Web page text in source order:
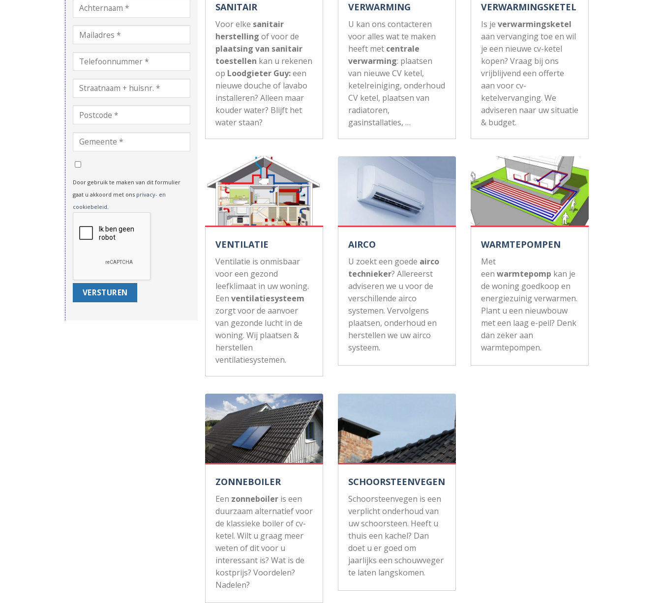
Door gebruik te maken van dit formulier
gaat u akkoord met ons privacy- en
cookiebeleid.
SANITAIR
Voor elke sanitair
herstelling of voor de
plaatsing van sanitair
toestellen kan u rekenen
op Loodgieter Guy:een
nieuwe douche of lavabo
installeren? Alleen maar
kouder water? Blijft het
water staan?
VERWARMING
U kan ons contacteren
voor alles wat te maken
heeft met centrale
verwarming: plaatsen
van nieuwe CV ketel,
ketelreiniging, onderhoud
CV ketel, plaatsen van
radiatoren,
gasinstallaties, …
VERWARMINGSKETEL
Is je verwarmingsketel
aan vervanging toe en wil
je een nieuwe cv-ketel
kopen? Vraag bij ons
vrijblijvend een offerte
aan voor cv-
ketelvervanging. We
adviseren naar uw situatie
& budget.
VENTILATIE
Ventilatie is onmisbaar
voor een gezond
leefklimaat in uw woning.
Een ventilatiesysteem
zorgt voor de aanvoer
van gezonde lucht in de
woning. Wij plaatsen &
herstellen
ventilatiesystemen.
AIRCO
U zoekt een goede airco
technieker? Allereerst
adviseren we u voor de
verschillende airco
systemen. Vervolgens
plaatsen, onderhoud en
herstellen we uw airco
systeem.
WARMTEPOMPEN
Met
een warmtepomp kan je
de woning goedkoop en
energiezuinig verwarmen.
Plant u een nieuwbouw
met een laag e-peil? Denk
dan zeker aan
warmtepompen.
ZONNEBOILER
Een zonneboiler is een
duurzaam alternatief voor
de klassieke boiler of cv-
ketel. Wilt u graag meer
weten of dit voor u
interessant is? Wat is de
kostprijs? Voordelen?
Nadelen?
SCHOORSTEENVEGEN
Schoorsteenvegen is een
verplicht onderhoud van
uw schoorsteen. Heeft u
thuis een kachel? Dan
doet u er goed om
jaarlijks een schouwveger
te laten langskomen.